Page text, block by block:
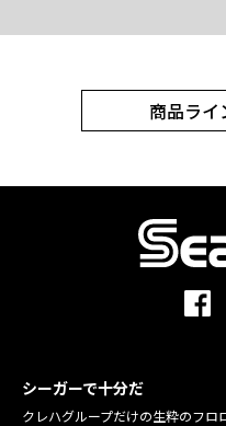
商品ライ
シーガーで十分だ
クレハグループだけの生粋のフロ